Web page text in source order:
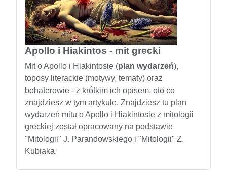
Apollo i Hiakintos - mit grecki
Mit o Apollo i Hiakintosie (plan wydarzeń),
toposy literackie (motywy, tematy) oraz
bohaterowie - z krótkim ich opisem, oto co
znajdziesz w tym artykule. Znajdziesz tu plan
wydarzeń mitu o Apollo i Hiakintosie z mitologii
greckiej został opracowany na podstawie
"Mitologii" J. Parandowskiego i "Mitologii" Z.
Kubiaka.